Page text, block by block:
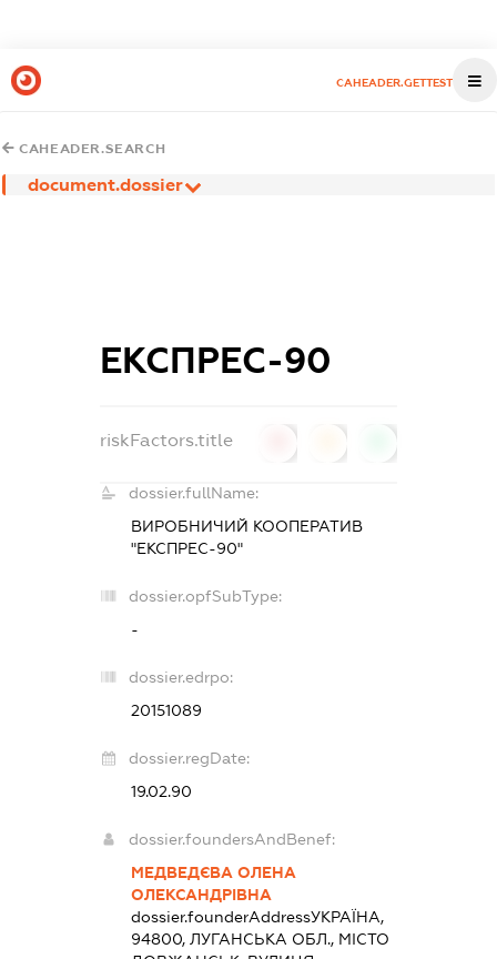
CAHEADER.GETTEST
CAHEADER.SEARCH
document.dossier
ЕКСПРЕС-90
riskFactors.title
dossier.fullName:
ВИРОБНИЧИЙ КООПЕРАТИВ
"ЕКСПРЕС-90"
dossier.opfSubType:
-
dossier.edrpo:
20151089
dossier.regDate:
19.02.90
dossier.foundersAndBenef:
МЕДВЕДЄВА ОЛЕНА
ОЛЕКСАНДРІВНА
dossier.founderAddressУКРАЇНА,
94800, ЛУГАНСЬКА ОБЛ., МІСТО